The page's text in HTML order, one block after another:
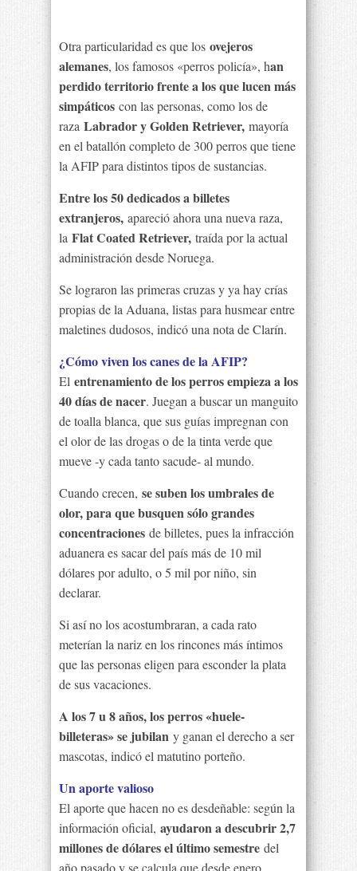
Otra particularidad es que los ovejeros
alemanes, los famosos «perros policía», han
perdido territorio frente a los que lucen más
simpáticos con las personas, como los de
raza Labrador y Golden Retriever, mayoría
en el batallón completo de 300 perros que tiene
la AFIP para distintos tipos de sustancias.
Entre los 50 dedicados a billetes
extranjeros, apareció ahora una nueva raza,
la Flat Coated Retriever, traída por la actual
administración desde Noruega.
Se lograron las primeras cruzas y ya hay crías
propias de la Aduana, listas para husmear entre
maletines dudosos, indicó una nota de Clarín.
¿Cómo viven los canes de la AFIP?
El entrenamiento de los perros empieza a los
40 días de nacer. Juegan a buscar un manguito
de toalla blanca, que sus guías impregnan con
el olor de las drogas o de la tinta verde que
mueve -y cada tanto sacude- al mundo.
Cuando crecen, se suben los umbrales de
olor, para que busquen sólo grandes
concentraciones de billetes, pues la infracción
aduanera es sacar del país más de 10 mil
dólares por adulto, o 5 mil por niño, sin
declarar.
Si así no los acostumbraran, a cada rato
meterían la nariz en los rincones más íntimos
que las personas eligen para esconder la plata
de sus vacaciones.
A los 7 u 8 años, los perros «huele-
billeteras» se jubilan y ganan el derecho a ser
mascotas, indicó el matutino porteño.
Un aporte valioso
El aporte que hacen no es desdeñable: según la
información oficial, ayudaron a descubrir 2,7
millones de dólares el último semestre del
año pasado y se calcula que desde enero